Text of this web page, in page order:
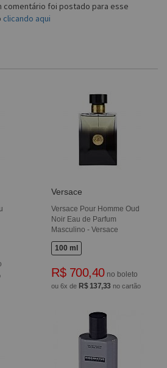
comentário foi postado para esse
clicando aqui
Versace
Versace Pour Homme Oud
Noir Eau de Parfum
Masculino - Versace
100 ml
R$ 700,40no boleto
ou 6x de R$ 137,33 no cartão